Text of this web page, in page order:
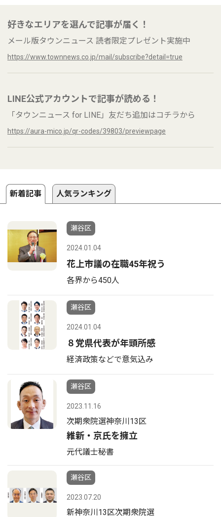
好きなエリアを選んで記事が届く！
メール版タウンニュース 読者限定プレゼント実施中
https://www.townnews.co.jp/mail/subscribe?detail=true
LINE公式アカウントで記事が読める！
「タウンニュース for LINE」友だち追加はコチラから
https://aura-mico.jp/qr-codes/39803/previewpage
新着記事 人気ランキング
瀬谷区
2024.01.04
花上市議の在職45年祝う
各界から450人
瀬谷区
2024.01.04
８党県代表が年頭所感
経済政策などで意気込み
瀬谷区
2023.11.16
次期衆院選神奈川13区
維新・京氏を擁立
元代議士秘書
瀬谷区
2023.07.20
新神奈川13区次期衆院選